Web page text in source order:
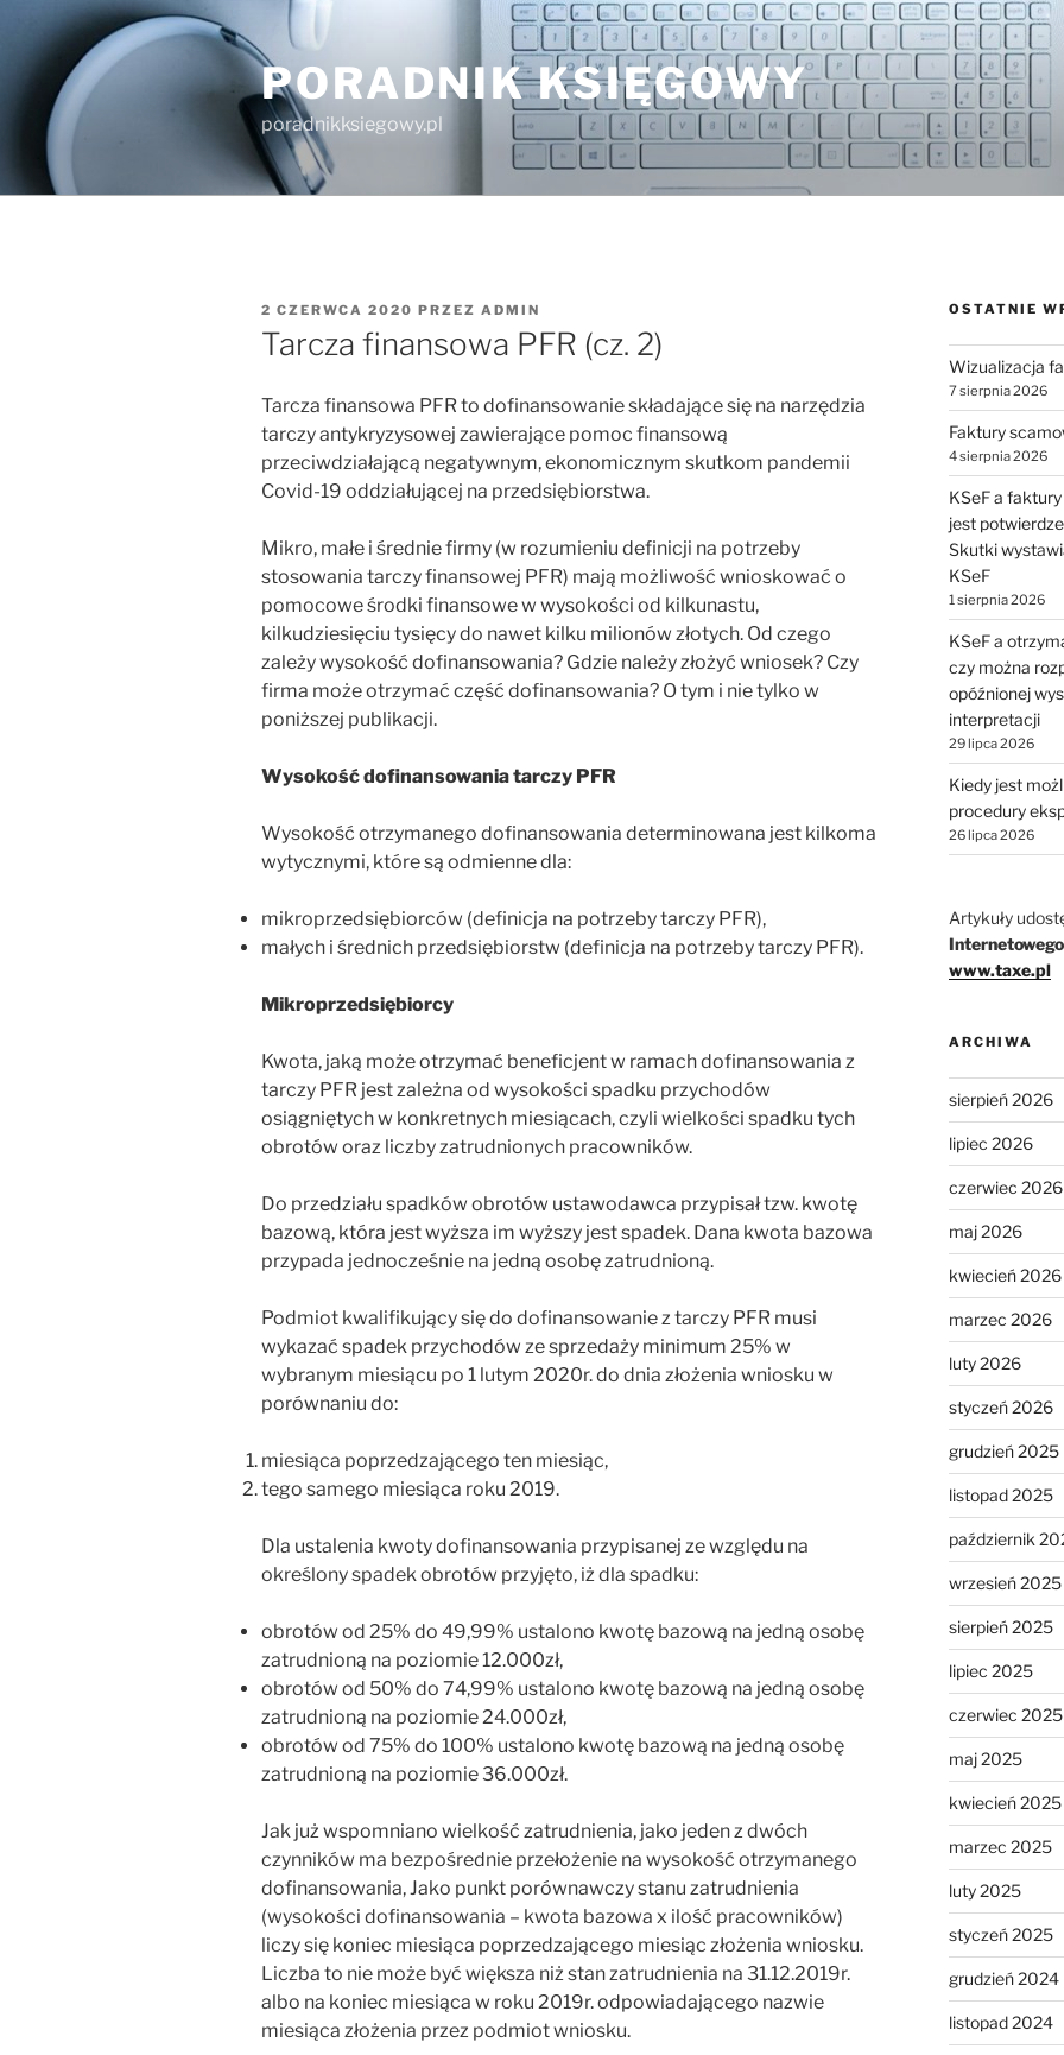
Przejdź
treści
PORADNIK KSIĘGOWY
poradnikksiegowy.pl
OPUBLIKOWANE
W
2 CZERWCA 2020 PRZEZ ADMIN
Tarcza finansowa PFR (cz. 2)
Tarcza finansowa PFR to dofinansowanie składające się na narzędzia
tarczy antykryzysowej zawierające pomoc finansową
przeciwdziałającą negatywnym, ekonomicznym skutkom pandemii
Covid-19 oddziałującej na przedsiębiorstwa.
Mikro, małe i średnie firmy (w rozumieniu definicji na potrzeby
stosowania tarczy finansowej PFR) mają możliwość wnioskować o
pomocowe środki finansowe w wysokości od kilkunastu,
kilkudziesięciu tysięcy do nawet kilku milionów złotych. Od czego
zależy wysokość dofinansowania? Gdzie należy złożyć wniosek? Czy
firma może otrzymać część dofinansowania? O tym i nie tylko w
poniższej publikacji.
Wysokość dofinansowania tarczy PFR
Wysokość otrzymanego dofinansowania determinowana jest kilkoma
wytycznymi, które są odmienne dla:
mikroprzedsiębiorców (definicja na potrzeby tarczy PFR),
małych i średnich przedsiębiorstw (definicja na potrzeby tarczy PFR).
Mikroprzedsiębiorcy
Kwota, jaką może otrzymać beneficjent w ramach dofinansowania z
tarczy PFR jest zależna od wysokości spadku przychodów
osiągniętych w konkretnych miesiącach, czyli wielkości spadku tych
obrotów oraz liczby zatrudnionych pracowników.
Do przedziału spadków obrotów ustawodawca przypisał tzw. kwotę
bazową, która jest wyższa im wyższy jest spadek. Dana kwota bazowa
przypada jednocześnie na jedną osobę zatrudnioną.
Podmiot kwalifikujący się do dofinansowanie z tarczy PFR musi
wykazać spadek przychodów ze sprzedaży minimum 25% w
wybranym miesiącu po 1 lutym 2020r. do dnia złożenia wniosku w
porównaniu do:
miesiąca poprzedzającego ten miesiąc,
tego samego miesiąca roku 2019.
Dla ustalenia kwoty dofinansowania przypisanej ze względu na
określony spadek obrotów przyjęto, iż dla spadku:
obrotów od 25% do 49,99% ustalono kwotę bazową na jedną osobę
zatrudnioną na poziomie 12.000zł,
obrotów od 50% do 74,99% ustalono kwotę bazową na jedną osobę
zatrudnioną na poziomie 24.000zł,
obrotów od 75% do 100% ustalono kwotę bazową na jedną osobę
zatrudnioną na poziomie 36.000zł.
Jak już wspomniano wielkość zatrudnienia, jako jeden z dwóch
czynników ma bezpośrednie przełożenie na wysokość otrzymanego
dofinansowania, Jako punkt porównawczy stanu zatrudnienia
(wysokości dofinansowania – kwota bazowa x ilość pracowników)
liczy się koniec miesiąca poprzedzającego miesiąc złożenia wniosku.
Liczba to nie może być większa niż stan zatrudnienia na 31.12.2019r.
albo na koniec miesiąca w roku 2019r. odpowiadającego nazwie
miesiąca złożenia przez podmiot wniosku.
OSTATNIE
Wizualizacja
7 sierpnia 2026
Faktury
4 sierpnia 2026
KSeF a
jest
Skutki
KSeF
1 sierpnia 2026
KSeF a
czy można
opóźnionej
interpretacji
29 lipca 2026
Kiedy jest
procedury
26 lipca 2026
Artykuły
www.taxe.pl
ARCHIWA
sierpień 2026
lipiec 2026
czerwiec 2026
maj 2026
kwiecień 2026
marzec 2026
luty 2026
styczeń 2026
grudzień 2025
listopad 2025
październik
wrzesień 2025
sierpień 2025
lipiec 2025
czerwiec 2025
maj 2025
kwiecień 2025
marzec 2025
luty 2025
styczeń 2025
grudzień 2024
listopad 2024